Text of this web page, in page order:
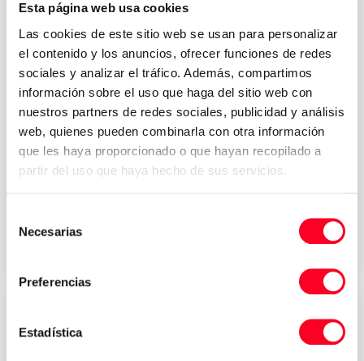
Esta página web usa cookies
Las cookies de este sitio web se usan para personalizar
el contenido y los anuncios, ofrecer funciones de redes
sociales y analizar el tráfico. Además, compartimos
información sobre el uso que haga del sitio web con
nuestros partners de redes sociales, publicidad y análisis
web, quienes pueden combinarla con otra información
que les haya proporcionado o que hayan recopilado a
partir del uso que haya hecho de sus servicios.
Necesarias
Preferencias
Estadística
DECKEL MAHO
DMF 250 Linear